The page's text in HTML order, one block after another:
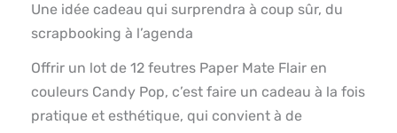
Une idée cadeau qui surprendra à coup sûr, du
scrapbooking à l’agenda
Offrir un lot de 12 feutres Paper Mate Flair en
couleurs Candy Pop, c’est faire un cadeau à la fois
pratique et esthétique, qui convient à de